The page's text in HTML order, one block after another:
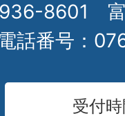
8601 富
話番号：
受付